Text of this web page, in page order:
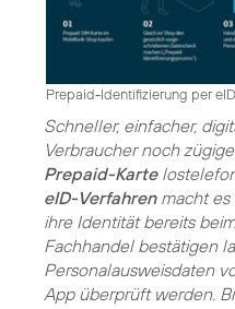
Prepaid-Identifizierung per
Schneller, einfacher,
Verbraucher noch
Prepaid-Karte
eID-Verfahrenmacht es
ihre Identität bereits
Fachhandel bestätigen
Personalausweisdaten
App überprüft werden.